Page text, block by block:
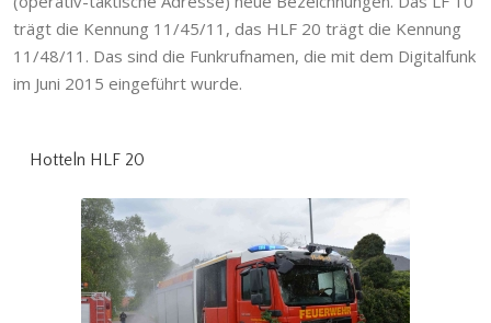
trägt die Kennung 11/45/11, das HLF 20 trägt die Kennung
11/48/11. Das sind die Funkrufnamen, die mit dem Digitalfunk
im Juni 2015 eingeführt wurde.
Hotteln HLF 20